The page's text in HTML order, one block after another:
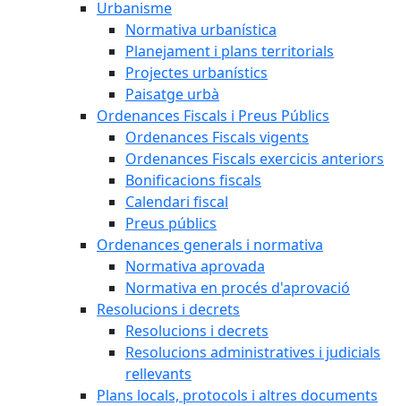
Urbanisme
Normativa urbanística
Planejament i plans territorials
Projectes urbanístics
Paisatge urbà
Ordenances Fiscals i Preus Públics
Ordenances Fiscals vigents
Ordenances Fiscals exercicis anteriors
Bonificacions fiscals
Calendari fiscal
Preus públics
Ordenances generals i normativa
Normativa aprovada
Normativa en procés d'aprovació
Resolucions i decrets
Resolucions i decrets
Resolucions administratives i judicials
rellevants
Plans locals, protocols i altres documents